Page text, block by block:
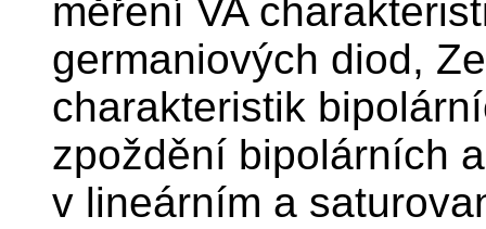
měření VA
germaniových diod,
charakteristik
zpoždění bipolárních
v lineárním a